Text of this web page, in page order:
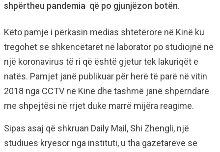
shpërtheu pandemia që po gjunjëzon botën.
Këto pamje i përkasin medias shtetërore në Kinë ku
tregohet se shkencëtarët në laborator po studiojnë në
një koronavirus të ri që është gjetur tek lakuriqët e
natës. Pamjet janë publikuar për herë të parë në vitin
2018 nga CCTV në Kinë dhe tashmë janë shpërndarë
me shpejtësi në rrjet duke marrë mijëra reagime.
Sipas asaj që shkruan Daily Mail, Shi Zhengli, një
studiues kryesor nga instituti, u tha gazetarëve se